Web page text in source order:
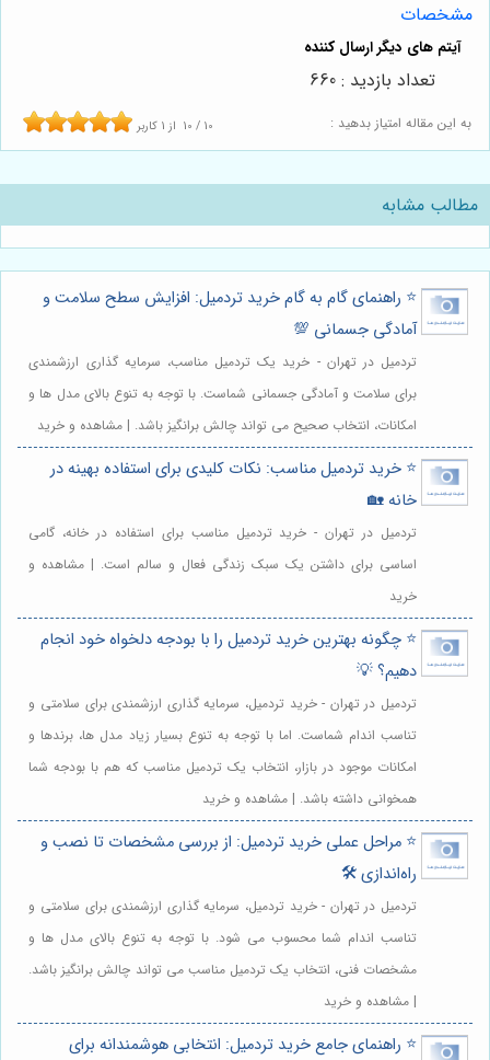
مشخصات
به این مقاله امتیاز بدهید : 10 / 10 از 1 کاربر
تعداد بازدید : 660
مطالب مشابه
⭐️ راهنمای گام به گام خرید تردمیل: افزایش سطح سلامت و
آمادگی جسمانی 💯
تردمیل در تهران - خرید یک تردمیل مناسب، سرمایه گذاری ارزشمندی
برای سلامت و آمادگی جسمانی شماست. با توجه به تنوع بالای مدل ها و
امکانات، انتخاب صحیح می تواند چالش برانگیز باشد. | مشاهده و خرید
⭐️ خرید تردمیل مناسب: نکات کلیدی برای استفاده بهینه در
خانه 🏡
تردمیل در تهران - خرید تردمیل مناسب برای استفاده در خانه، گامی
اساسی برای داشتن یک سبک زندگی فعال و سالم است. | مشاهده و
خرید
⭐️ چگونه بهترین خرید تردمیل را با بودجه دلخواه خود انجام
دهیم؟ 💡
تردمیل در تهران - خرید تردمیل، سرمایه گذاری ارزشمندی برای سلامتی و
تناسب اندام شماست. اما با توجه به تنوع بسیار زیاد مدل ها، برندها و
امکانات موجود در بازار، انتخاب یک تردمیل مناسب که هم با بودجه شما
همخوانی داشته باشد. | مشاهده و خرید
⭐️ مراحل عملی خرید تردمیل: از بررسی مشخصات تا نصب و
راه‌اندازی 🛠️
تردمیل در تهران - خرید تردمیل، سرمایه گذاری ارزشمندی برای سلامتی و
تناسب اندام شما محسوب می شود. با توجه به تنوع بالای مدل ها و
مشخصات فنی، انتخاب یک تردمیل مناسب می تواند چالش برانگیز باشد.
| مشاهده و خرید
⭐️ راهنمای جامع خرید تردمیل: انتخابی هوشمندانه برای